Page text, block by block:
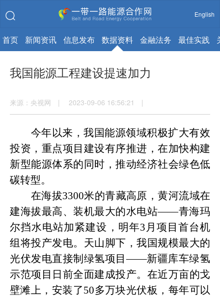
English
首页 新闻资讯 信息发布 数据资料 金融法务 最佳实践
我国能源工程建设提速加力
来源：央视网 | 2023-09-06 16:56:21 |
今年以来，我国能源领域积极扩大有效
投资，重点项目建设有序推进，在加快构建
新型能源体系的同时，推动经济社会绿色低
碳转型。
在海拔3300米的青藏高原，黄河流域在
建海拔最高、装机最大的水电站——青海玛
尔挡水电站加紧建设，明年3月项目首台机
组将投产发电。天山脚下，我国规模最大的
光伏发电直接制绿氢项目——新疆库车绿氢
示范项目日前全面建成投产。在近万亩的戈
壁滩上，安装了50多万块光伏板，每年可以